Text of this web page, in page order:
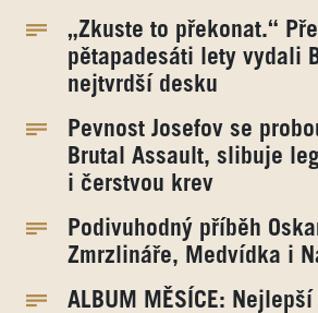
„Zkuste to překonat.“
pětapadesáti lety vydali
nejtvrdší desku
Pevnost Josefov se
Brutal Assault, slibuje
i čerstvou krev
Podivuhodný příběh
Zmrzlináře, Medvídka i
ALBUM MĚSÍCE: